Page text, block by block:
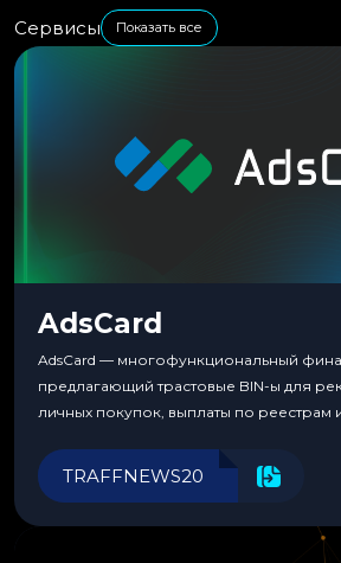
Сервисы Показать все
AdsCard
AdsCard — многофункциональный
предлагающий трастовые BIN-ы для
личных покупок, выплаты по реестрам
инструменты для управления
TRAFFNEWS20